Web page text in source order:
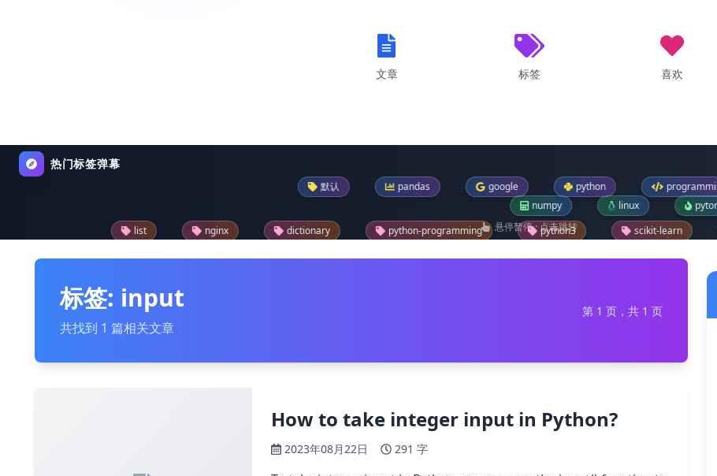
文章 标签 喜欢
热门标签弹幕
pandas google python programming
numpy
linux pytorch
nginx dictionary python-programming python3 scikit-learn bt
reader
drupal模块 text json windows-11 os sklearn pip
flask
悬停暂停 · 点击跳转
标签: input
共找到 1 篇相关文章
第 1 页，共 1 页
How to take integer input in Python?
2023年08月22日 291 字